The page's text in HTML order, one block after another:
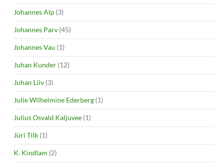
Johannes Alp (3)
Johannes Parv (45)
Johannes Vau (1)
Juhan Kunder (12)
Juhan Liiv (3)
Julie Wilhelmine Ederberg (1)
Julius Osvald Kaljuvee (1)
Jüri Tilk (1)
K. Kindlam (2)